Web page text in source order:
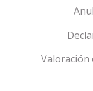
Valoración